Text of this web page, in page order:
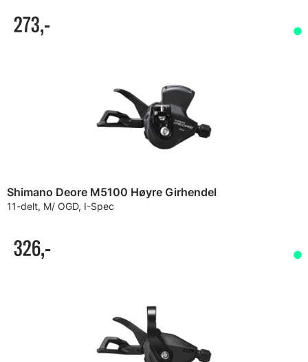
273,-
Shimano Deore M5100 Høyre Girhendel
11-delt, M/ OGD, I-Spec
326,-